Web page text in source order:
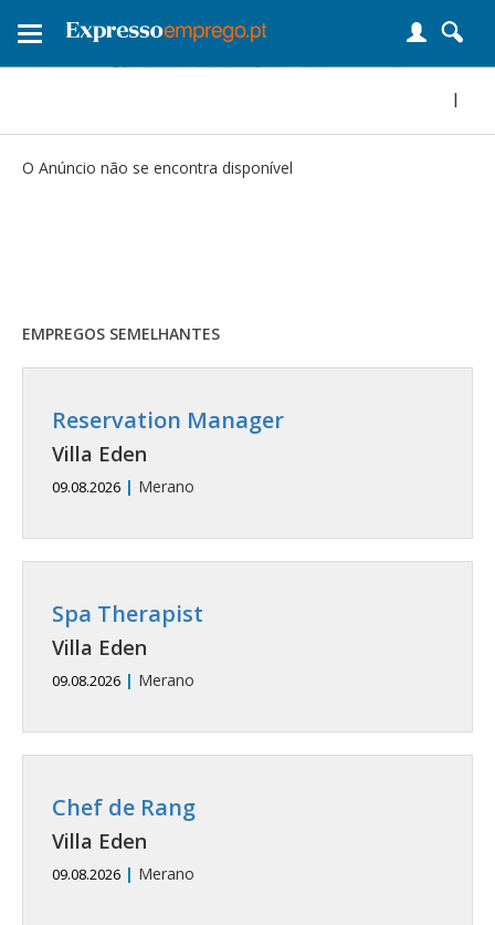
Toggle
|
O Anúncio não se encontra disponível
EMPREGOS SEMELHANTES
Reservation Manager
Villa Eden
09.08.2026 | Merano
Spa Therapist
Villa Eden
09.08.2026 | Merano
Chef de Rang
Villa Eden
09.08.2026 | Merano